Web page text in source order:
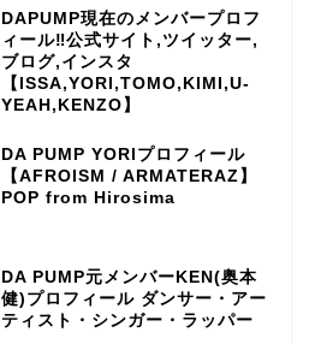
DAPUMP現在のメンバープロフ
ィール‼公式サイト,ツイッター,
ブログ,インスタ
【ISSA,YORI,TOMO,KIMI,U-
YEAH,KENZO】
DA PUMP YORIプロフィール
【AFROISM / ARMATERAZ】
POP from Hirosima
DA PUMP元メンバーKEN(奥本
健)プロフィール ダンサー・アー
ティスト・シンガー・ラッパー